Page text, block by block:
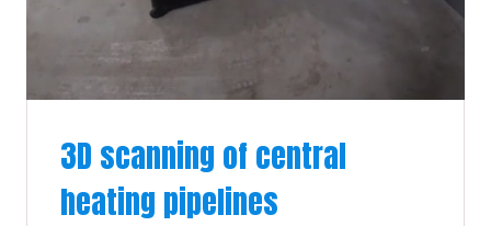
3D scanning of central
heating pipelines